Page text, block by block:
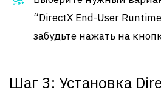
“DirectX End-User
забудьте нажать на
Шаг 3: Установка